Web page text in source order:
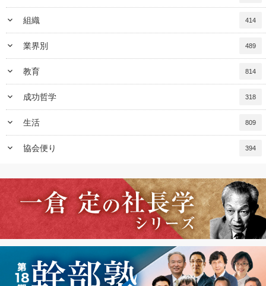
keyboard_arrow_down 組織 414
keyboard_arrow_down 業界別 489
keyboard_arrow_down 教育 814
keyboard_arrow_down 成功哲学 318
keyboard_arrow_down 生活 809
keyboard_arrow_down 協会便り 394